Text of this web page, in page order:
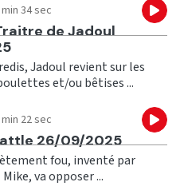
34 sec
de Jadoul
Jadoul revient sur les
et/ou bêtises ...
22 sec
26/09/2025
fou, inventé par
va opposer ...